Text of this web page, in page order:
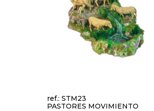
ref.: STM23
PASTORES MOVIMIENTO